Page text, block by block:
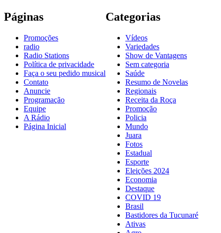
Páginas
Promoções
radio
Radio Stations
Política de privacidade
Faça o seu pedido musical
Contato
Anuncie
Programação
Equipe
A Rádio
Página Inicial
Categorias
Vídeos
Variedades
Show de Vantagens
Sem categoria
Saúde
Resumo de Novelas
Regionais
Receita da Roça
Promoção
Policia
Mundo
Juara
Fotos
Estadual
Esporte
Eleições 2024
Economia
Destaque
COVID 19
Brasil
Bastidores da Tucunaré
Ativas